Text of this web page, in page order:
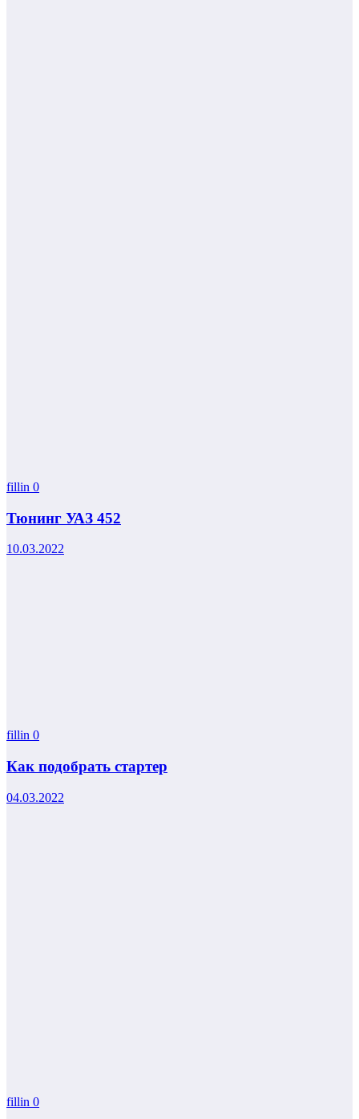
fillin 0
Тюнинг УАЗ 452
10.03.2022
fillin 0
Как подобрать стартер
04.03.2022
fillin 0